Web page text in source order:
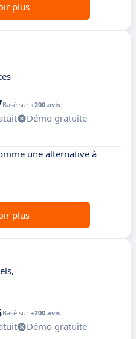
plus
Basé sur +200 avis
Démo gratuite
une alternative à
plus
Basé sur +200 avis
Démo gratuite